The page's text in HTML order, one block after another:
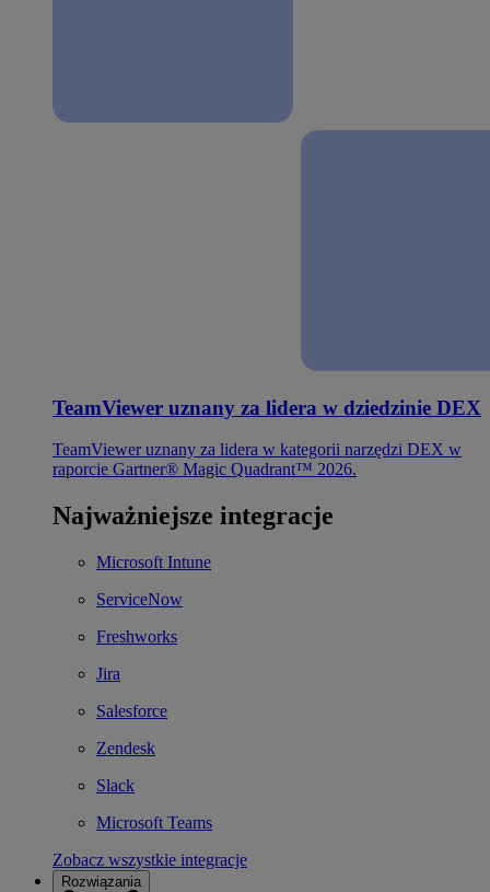
TeamViewer uznany za lidera w dziedzinie DEX
TeamViewer uznany za lidera w kategorii narzędzi DEX w
raporcie Gartner® Magic Quadrant™ 2026.
Najważniejsze integracje
Microsoft Intune
ServiceNow
Freshworks
Jira
Salesforce
Zendesk
Slack
Microsoft Teams
Zobacz wszystkie integracje
Rozwiązania